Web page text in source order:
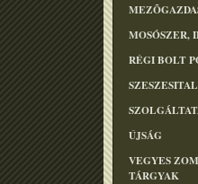
MOSÓSZER,
RÉGI BOLT
SZESZESITAL
ÚJSÁG
VEGYES
TÁRGYAK